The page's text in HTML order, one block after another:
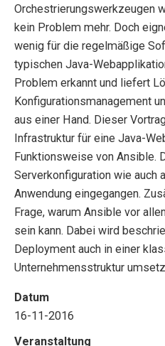
Orchestrierungswerkzeugen
kein Problem mehr. Doch
wenig für die regelmäßige
typischen Java-
Problem erkannt und liefert
Konfigurationsmanagement
aus einer Hand. Dieser
Infrastruktur für eine Java-
Funktionsweise von Ansible.
Serverkonfiguration wie auch
Anwendung eingegangen.
Frage, warum Ansible vor
sein kann. Dabei wird
Deployment auch in einer
Unternehmensstruktur
Datum
16-11-2016
Veranstaltung